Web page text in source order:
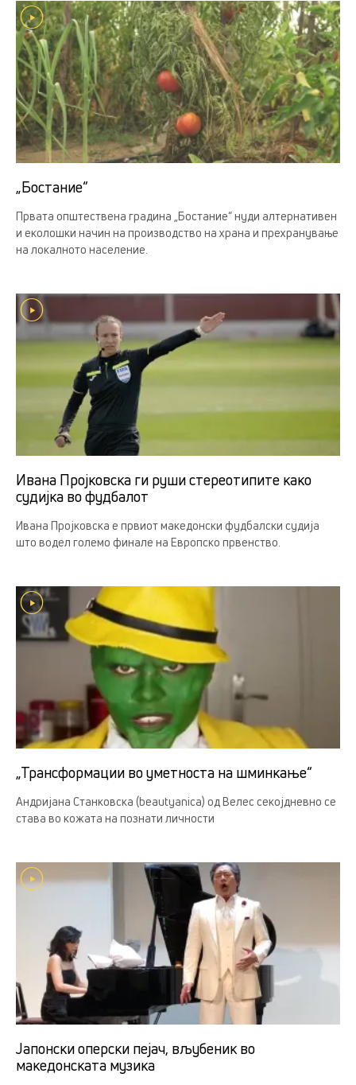
„Бостание“
Првата општествена градина „Бостание“ нуди алтернативен
и еколошки начин на производство на храна и прехранување
на локалното население.
Ивана Пројковска ги руши стереотипите како
судијка во фудбалот
Ивана Пројковска е првиот македонски фудбалски судија
што водел големо финале на Европско првенство.
„Трансформации во уметноста на шминкање“
Андријана Станковска (beautyanica) од Велес секојдневно се
става во кожата на познати личности
Јапонски оперски пејач, вљубеник во
македонската музика